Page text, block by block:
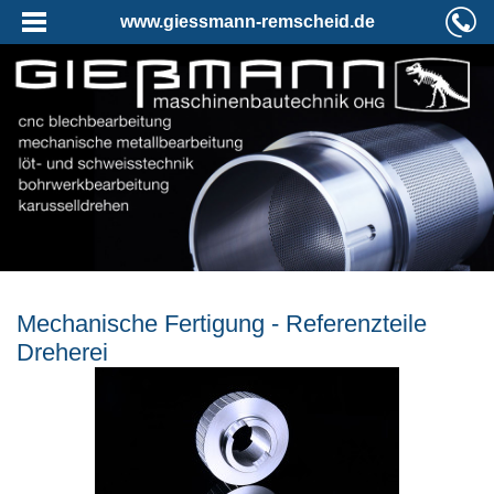
www.giessmann-remscheid.de
Mechanische Fertigung - Referenzteile
Dreherei